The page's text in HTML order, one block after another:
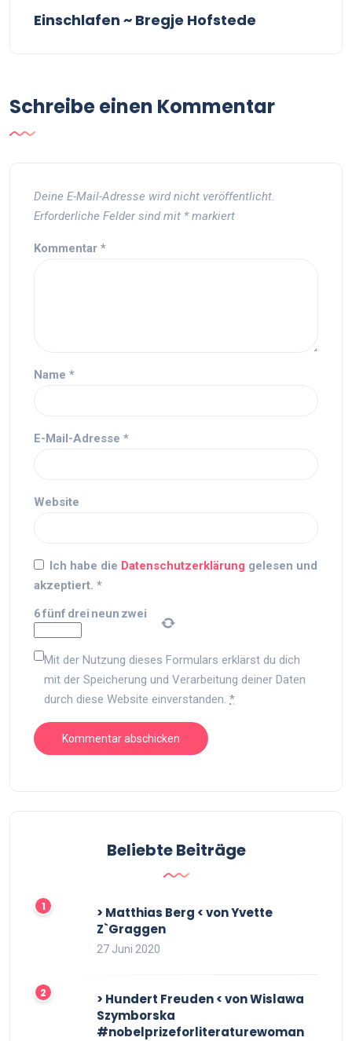
Einschlafen ~ Bregje Hofstede
Schreibe einen Kommentar
Deine E-Mail-Adresse wird nicht veröffentlicht.
Erforderliche Felder sind mit *markiert
Kommentar *
Name *
E-Mail-Adresse *
Website
Ich habe die Datenschutzerklärung gelesen und
akzeptiert. *
6fünf drei neun zwei
Mit der Nutzung dieses Formulars erklärst du dich
mit der Speicherung und Verarbeitung deiner Daten
durch diese Website einverstanden. *
Beliebte Beiträge
> Matthias Berg < von Yvette
Z`Graggen
27 Juni 2020
> Hundert Freuden < von Wislawa
Szymborska
#nobelprizeforliteraturewoman